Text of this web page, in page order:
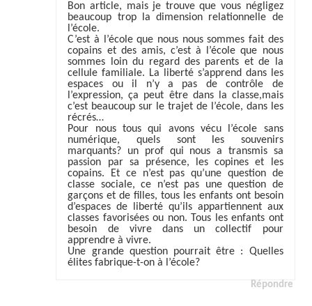
Bon article, mais je trouve que vous négligez
beaucoup trop la dimension relationnelle de
l’école.
C’est à l’école que nous nous sommes fait des
copains et des amis, c’est à l’école que nous
sommes loin du regard des parents et de la
cellule familiale. La liberté s’apprend dans les
espaces ou il n’y a pas de contrôle de
l’expression, ça peut être dans la classe,mais
c’est beaucoup sur le trajet de l’école, dans les
récrés…
Pour nous tous qui avons vécu l’école sans
numérique, quels sont les souvenirs
marquants? un prof qui nous a transmis sa
passion par sa présence, les copines et les
copains. Et ce n’est pas qu’une question de
classe sociale, ce n’est pas une question de
garçons et de filles, tous les enfants ont besoin
d’espaces de liberté qu’ils appartiennent aux
classes favorisées ou non. Tous les enfants ont
besoin de vivre dans un collectif pour
apprendre à vivre.
Une grande question pourrait être : Quelles
élites fabrique-t-on à l’école?
Répondre